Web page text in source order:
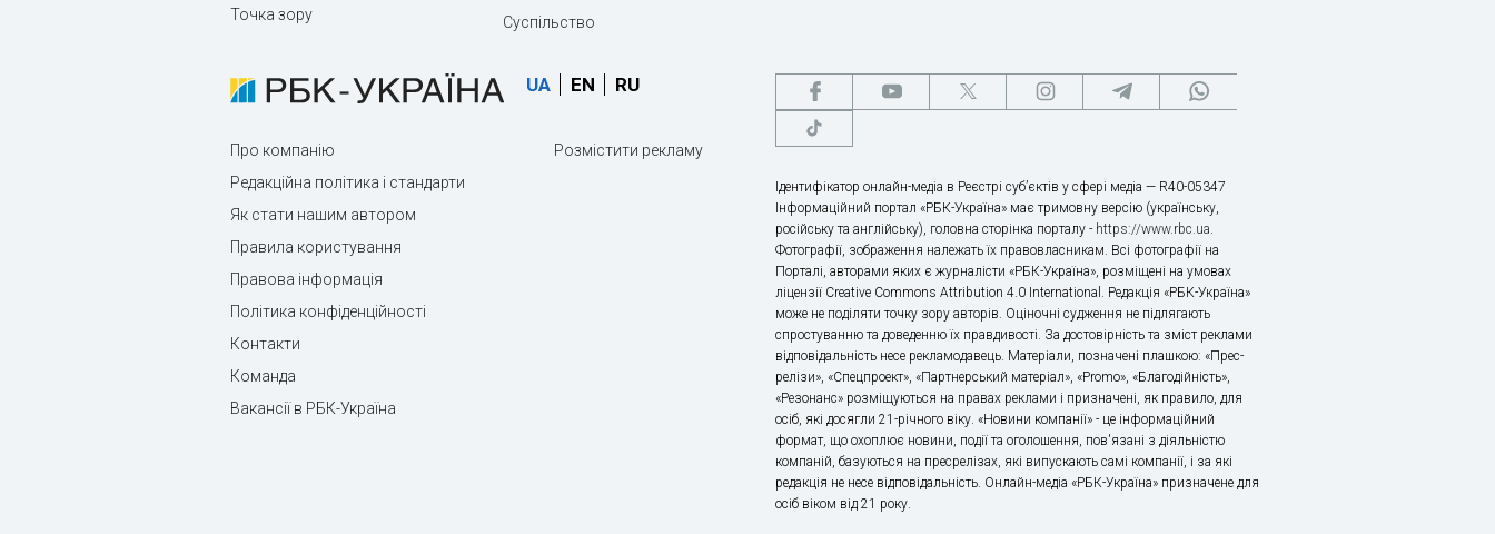
Точка зору
Суспільство
UA EN RU
Про компанію
Редакційна політика і стандарти
Як стати нашим автором
Правила користування
Правова інформація
Політика конфіденційності
Контакти
Команда
Вакансії в РБК-Україна
Розмістити рекламу
Ідентифікатор онлайн-медіа в Реєстрі суб’єктів у сфері медіа — R40-05347
Інформаційний портал «РБК-Україна» має тримовну версію (українську,
російську та англійську), головна сторінка порталу - https://www.rbc.ua.
Фотографії, зображення належать їх правовласникам. Всі фотографії на
Порталі, авторами яких є журналісти «РБК-Україна», розміщені на умовах
ліцензії Creative Commons Attribution 4.0 International. Редакція «РБК-Україна»
може не поділяти точку зору авторів. Оціночні судження не підлягають
спростуванню та доведенню їх правдивості. За достовірність та зміст реклами
відповідальність несе рекламодавець. Матеріали, позначені плашкою: «Прес-
релізи», «Спецпроект», «Партнерський матеріал», «Promo», «Благодійність»,
«Резонанс» розміщуються на правах реклами і призначені, як правило, для
осіб, які досягли 21-річного віку. «Новини компанії» - це інформаційний
формат, що охоплює новини, події та оголошення, пов'язані з діяльністю
компаній, базуються на пресрелізах, які випускають самі компанії, і за які
редакція не несе відповідальність. Онлайн-медіа «РБК-Україна» призначене для
осіб віком від 21 року.